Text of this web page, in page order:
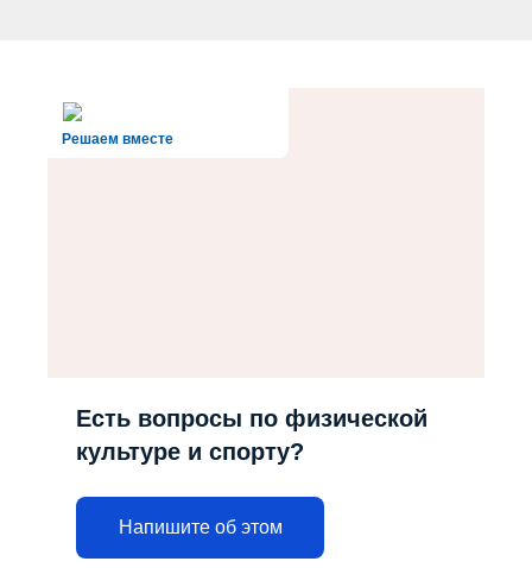
Решаем вместе
Есть вопросы по физической
культуре и спорту?
Напишите об этом